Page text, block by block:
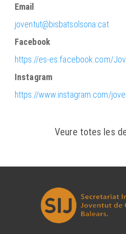
Email
joventut@bisbatsolsona.cat
Facebook
https://es-es.facebook.com/
Instagram
https://www.instagram.com/
Veure totes les